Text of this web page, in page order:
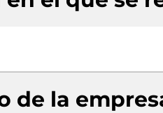
de la